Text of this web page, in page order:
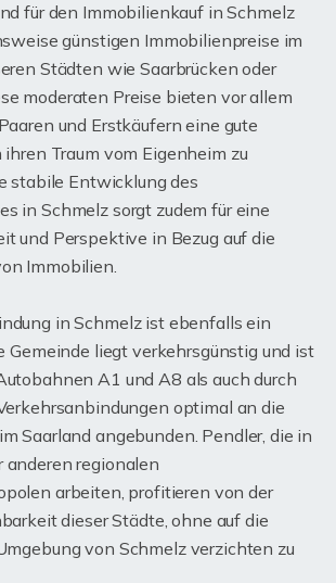
für den Immobilienkauf in Schmelz
günstigen Immobilienpreise im
Städten wie Saarbrücken oder
moderaten Preise bieten vor allem
und Erstkäufern eine gute
Traum vom Eigenheim zu
stabile Entwicklung des
in Schmelz sorgt zudem für eine
und Perspektive in Bezug auf die
Immobilien.
in Schmelz ist ebenfalls ein
Gemeinde liegt verkehrsgünstig und ist
A1 und A8 als auch durch
optimal an die
Saarland angebunden. Pendler, die in
anderen regionalen
arbeiten, profitieren von der
dieser Städte, ohne auf die
von Schmelz verzichten zu